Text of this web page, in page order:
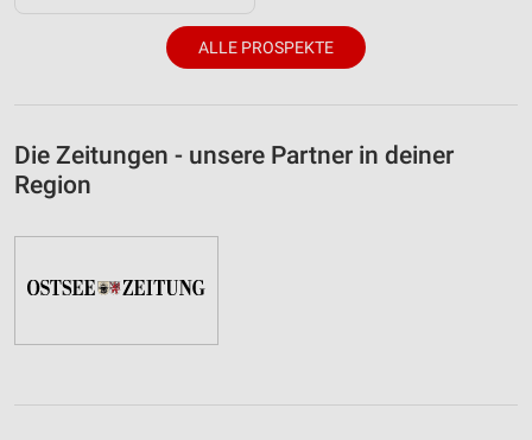
ALLE PROSPEKTE
Die Zeitungen - unsere Partner in deiner
Region